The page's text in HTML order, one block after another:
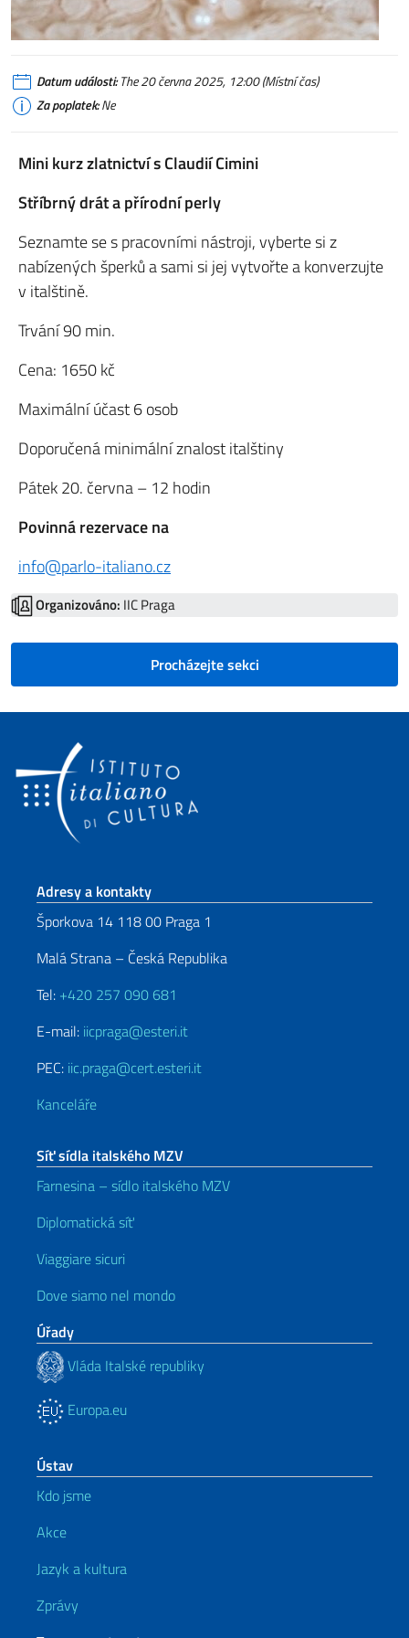
Datum události:The 20 června 2025, 12:00 (Místní čas)
Za poplatek:Ne
Mini kurz zlatnictví s Claudií Cimini
Stříbrný drát a přírodní perly
Seznamte se s pracovními nástroji, vyberte si z
nabízených šperků a sami si jej vytvořte a konverzujte
v italštině.
Trvání 90 min.
Cena: 1650 kč
Maximální účast 6 osob
Doporučená minimální znalost italštiny
Pátek 20. června – 12 hodin
Povinná rezervace na
info@parlo-italiano.cz
Organizováno: IIC Praga
Procházejte sekci
Sekce zápatí
Adresy a kontakty
Šporkova 14 118 00 Praga 1
Malá Strana – Česká Republika
Tel: +420 257 090 681
E-mail: iicpraga@esteri.it
PEC: iic.praga@cert.esteri.it
Kanceláře
Síť sídla italského MZV
Farnesina – sídlo italského MZV
Diplomatická síť
Viaggiare sicuri
Dove siamo nel mondo
Úřady
Vláda Italské republiky
Europa.eu
Ústav
Kdo jsme
Akce
Jazyk a kultura
Zprávy